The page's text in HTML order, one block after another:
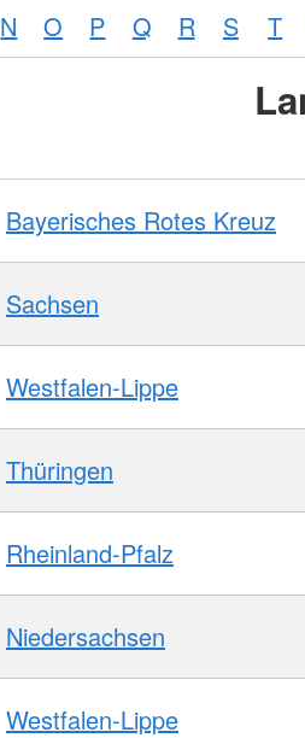
N O P Q R S T
Bayerisches Rotes Kreuz
Sachsen
Westfalen-Lippe
Thüringen
Rheinland-Pfalz
Niedersachsen
Westfalen-Lippe